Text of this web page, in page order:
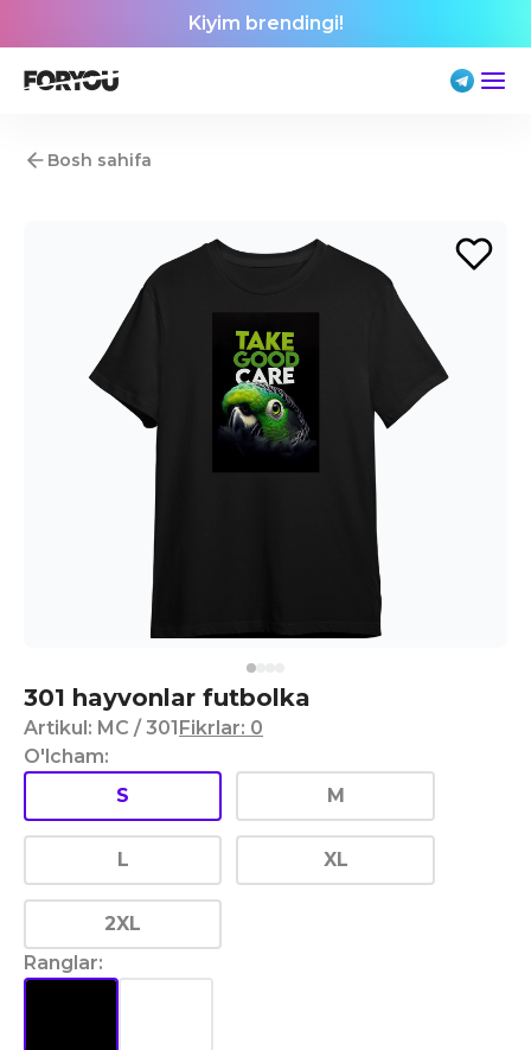
Kiyim brendingi!
Bosh sahifa
301 hayvonlar futbolka
Artikul: MC / 301Fikrlar: 0
O'lcham:
S
M
L XL
2XL
Ranglar: